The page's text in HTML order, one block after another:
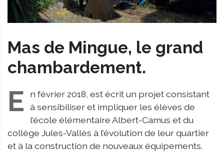
Mas de Mingue, le grand
chambardement.
E
n février 2018, est écrit un projet consistant
à sensibiliser et impliquer les élèves de
l’école élémentaire Albert-Camus et du
collège Jules-Vallès à l’évolution de leur quartier
et à la construction de nouveaux équipements.